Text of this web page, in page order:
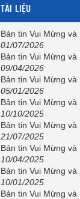
TÀI LIỆU
Bản tin Vui Mừng và
01/07/2026
Bản tin Vui Mừng và
09/04/2026
Bản tin Vui Mừng và
05/01/2026
Bản tin Vui Mừng và
10/10/2025
Bản tin Vui Mừng và
21/07/2025
Bản tin Vui Mừng và
10/04/2025
Bản tin Vui Mừng và
10/01/2025
Bản tin Vui Mừng và